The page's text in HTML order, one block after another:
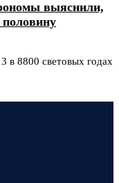
выяснили,
в 8800 световых годах